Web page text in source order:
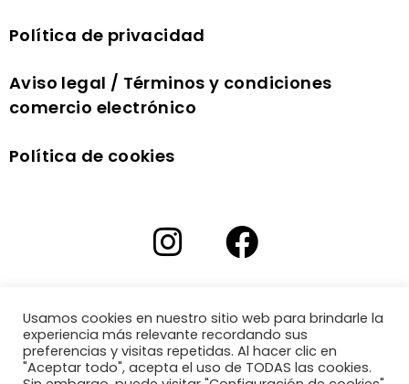
Política de privacidad
Aviso legal / Términos y condiciones
comercio electrónico
Política de cookies
Usamos cookies en nuestro sitio web para brindarle la
experiencia más relevante recordando sus
preferencias y visitas repetidas. Al hacer clic en
"Aceptar todo", acepta el uso de TODAS las cookies.